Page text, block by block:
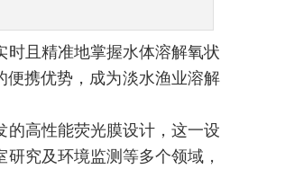
且精准地掌握水体溶解氧状
便携优势，成为淡水渔业溶解
高性能荧光膜设计，这一设
究及环境监测等多个领域，